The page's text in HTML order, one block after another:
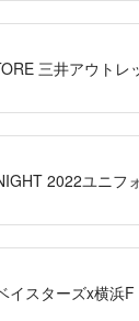
三井アウト
2022ユニフ
イスターズx横浜